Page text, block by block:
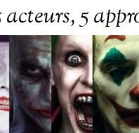
5